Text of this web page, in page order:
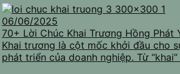
06/06/2025
70+ Lời Chúc Khai Trương Hồng Phát
Khai trương là cột mốc khởi đầu cho
phát triển của doanh nghiệp. Từ